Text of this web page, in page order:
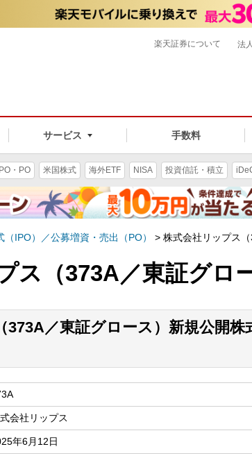
サービス 手数料
楽天証券について 法
IPO・PO 米国株式 海外ETF NISA 投資信託・積立
（IPO）／公募増資・売出（PO） > 株式会社リップス（
ス（373A／東証グロ
373A／東証グロース）新規公開株
会社リップス
年6月12日